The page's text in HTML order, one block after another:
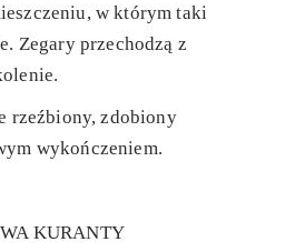
w którym taki
Zegary przechodzą z
rzeźbiony, zdobiony
wykończeniem.
KURANTY